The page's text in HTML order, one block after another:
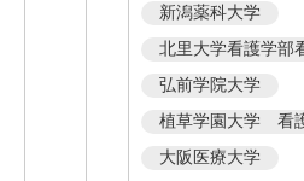
新潟薬科大学
北里大学看護学部
弘前学院大学
植草学園大学 看
大阪医療大学